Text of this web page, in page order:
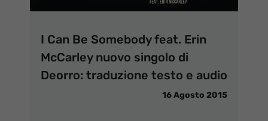
I Can Be Somebody feat. Erin
McCarley nuovo singolo di
Deorro: traduzione testo e audio
16 Agosto 2015